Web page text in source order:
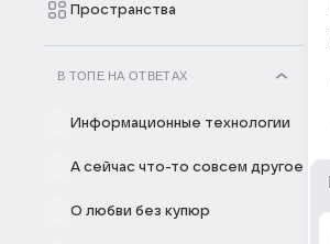
Пространства
В ТОПЕ НА ОТВЕТАХ
Информационные технологии
А сейчас что-то совсем другое
О любви без купюр